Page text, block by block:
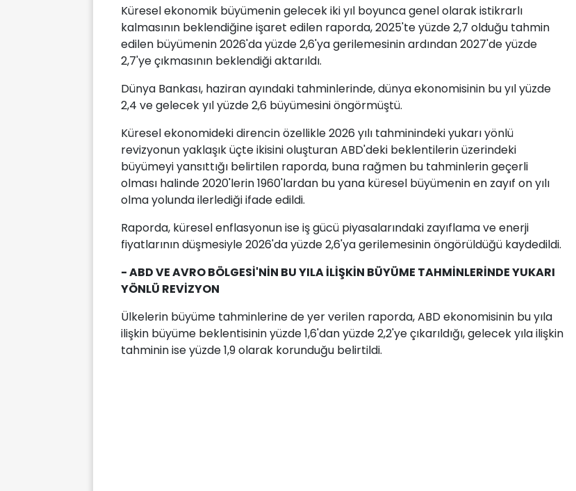
Küresel ekonomik büyümenin gelecek iki yıl boyunca genel olarak istikrarlı
kalmasının beklendiğine işaret edilen raporda, 2025'te yüzde 2,7 olduğu tahmin
edilen büyümenin 2026'da yüzde 2,6'ya gerilemesinin ardından 2027'de yüzde
2,7'ye çıkmasının beklendiği aktarıldı.
Dünya Bankası, haziran ayındaki tahminlerinde, dünya ekonomisinin bu yıl yüzde
2,4 ve gelecek yıl yüzde 2,6 büyümesini öngörmüştü.
Küresel ekonomideki direncin özellikle 2026 yılı tahminindeki yukarı yönlü
revizyonun yaklaşık üçte ikisini oluşturan ABD'deki beklentilerin üzerindeki
büyümeyi yansıttığı belirtilen raporda, buna rağmen bu tahminlerin geçerli
olması halinde 2020'lerin 1960'lardan bu yana küresel büyümenin en zayıf on yılı
olma yolunda ilerlediği ifade edildi.
Raporda, küresel enflasyonun ise iş gücü piyasalarındaki zayıflama ve enerji
fiyatlarının düşmesiyle 2026'da yüzde 2,6'ya gerilemesinin öngörüldüğü kaydedildi.
- ABD VE AVRO BÖLGESİ'NİN BU YILA İLİŞKİN BÜYÜME TAHMİNLERİNDE YUKARI
YÖNLÜ REVİZYON
Ülkelerin büyüme tahminlerine de yer verilen raporda, ABD ekonomisinin bu yıla
ilişkin büyüme beklentisinin yüzde 1,6'dan yüzde 2,2'ye çıkarıldığı, gelecek yıla ilişkin
tahminin ise yüzde 1,9 olarak korunduğu belirtildi.